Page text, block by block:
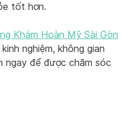
tốt hơn.
Khám Hoàn Mỹ Sài Gòn
nghiệm, không gian
ngay để được chăm sóc